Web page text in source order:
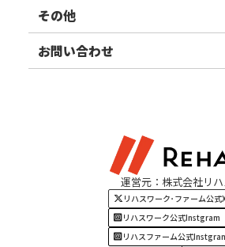
東北エリア
甲信越エリア
四国・九州エリア
事業所ブログ
ご利用者様の声
その他
お知らせ
お問い合わせ
運営元：株式会社リハ
リハスワーク･ファーム公式
リハスワーク公式Instgram
リハスファーム公式